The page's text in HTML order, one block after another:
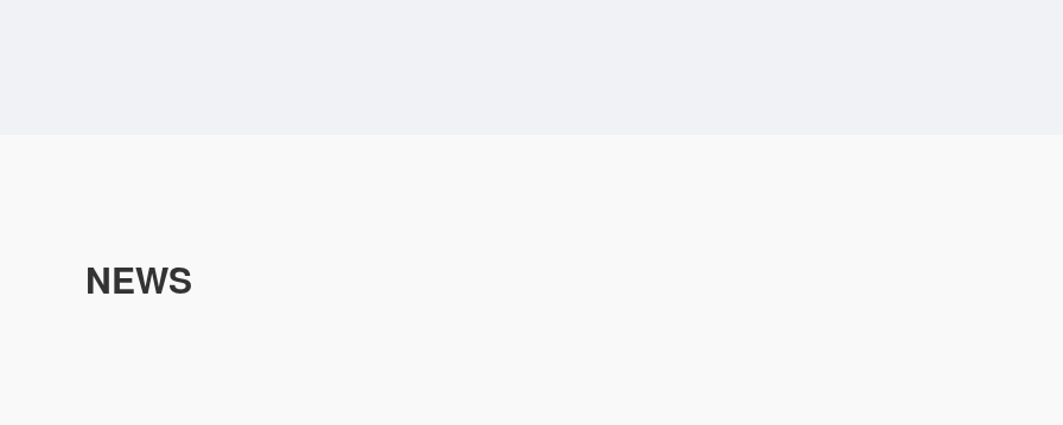
NEWS